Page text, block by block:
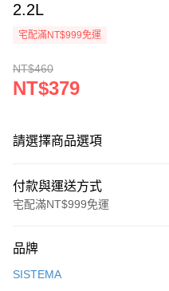
2.2L
宅配滿NT$999免運
NT$460
NT$379
請選擇商品選項
付款與運送方式
宅配滿NT$999免運
信用卡一次付款
品牌
SISTEMA